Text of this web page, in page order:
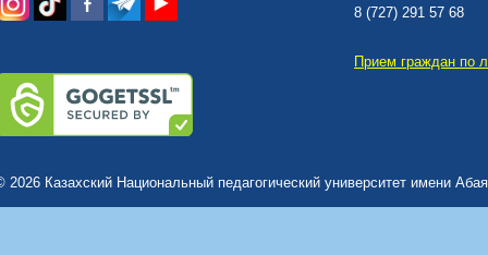
8 (727) 291 57 68
Прием граждан по
2026 Казахский Национальный педагогический университет имени Абая